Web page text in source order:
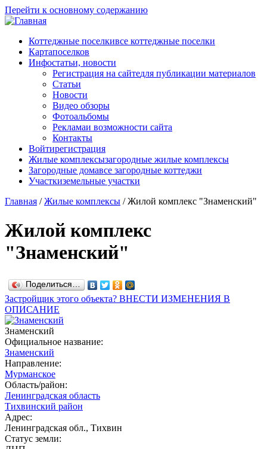
Перейти к основному содержанию
Коттеджные поселкивсе коттеджные поселки
Картапоселков
Инфостатьи, новости
Регистрация на сайтедля публикации материалов
Статьи
Новости
Видео обзоры
Фотоальбомы
Рекламаи возможности сайта
Контакты
Войтирегистрация
Жилые комплексызагородные жилые комплексы
Загородные домавсе загородные коттеджи
Участкиземельные участки
Главная / Жилые комплексы /Жилой комплекс "Знаменский"
Жилой комплекс
"Знаменский"
Поделиться…
Застройщик этого объекта? ВНЕСТИ ИЗМЕНЕНИЯ В
ОПИСАНИЕ
Знаменский
Официальное название:
Знаменский
Направление:
Мурманское
Область/район:
Ленинградская область
Тихвинский район
Адрес:
Ленинградская обл., Тихвин
Статус земли: